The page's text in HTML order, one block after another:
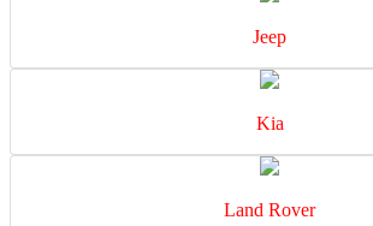
Jeep
Kia
Land Rover